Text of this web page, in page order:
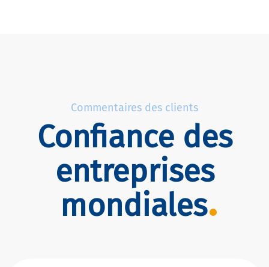
Commentaires des clients
Confiance des
entreprises
mondiales